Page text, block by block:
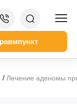
/ Лечение аденомы